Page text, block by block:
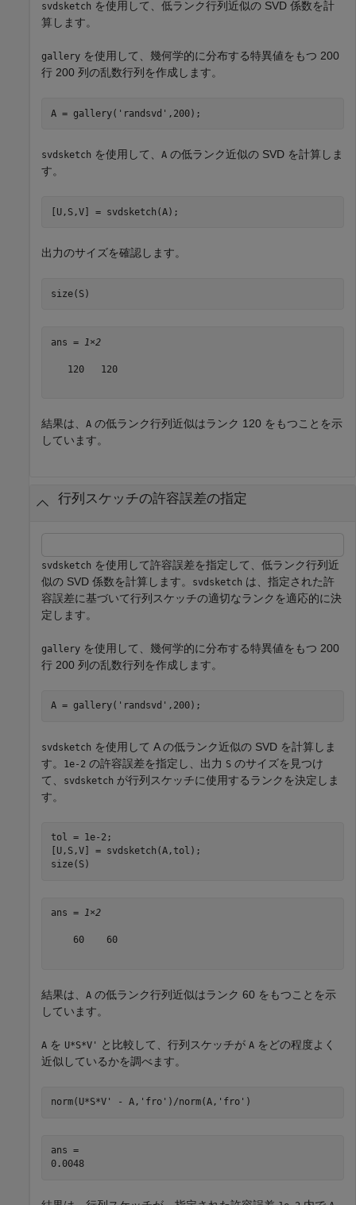
svdsketch を使用して、低ランク行列近似の SVD 係数を計
算します。
gallery を使用して、幾何学的に分布する特異値をもつ 200
行 200 列の乱数行列を作成します。
A = gallery( 'randsvd' ,200);
svdsketch を使用して、 A の低ランク近似の SVD を計算しま
す。
[U,S,V] = svdsketch(A);
出力のサイズを確認します。
size(S)
ans = 1×2
   120   120
結果は、 A の低ランク行列近似はランク 120 をもつことを示
しています。
行列スケッチの許容誤差の指定
svdsketch を使用して許容誤差を指定して、低ランク行列近
似の SVD 係数を計算します。
svdsketch は、指定された許
容誤差に基づいて行列スケッチの適切なランクを適応的に決
定します。
gallery を使用して、幾何学的に分布する特異値をもつ 200
行 200 列の乱数行列を作成します。
A = gallery( 'randsvd' ,200);
svdsketch を使用して A の低ランク近似の SVD を計算しま
す。
1e-2 の許容誤差を指定し、出力 S のサイズを見つけ
て、
svdsketch が行列スケッチに使用するランクを決定しま
す。
tol = 1e-2;
[U,S,V] = svdsketch(A,tol);
size(S)
ans = 1×2
    60    60
結果は、 A の低ランク行列近似はランク 60 をもつことを示
しています。
A を U*S*V' と比較して、行列スケッチが A をどの程度よく
近似しているかを調べます。
norm(U*S*V' - A, 'fro' )/norm(A, 'fro' )
ans =
0.0048